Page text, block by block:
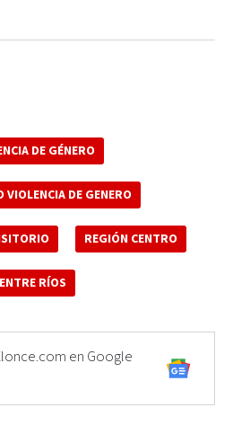
DE GÉNERO
VIOLENCIA DE GENERO
REGIÓN CENTRO
ENTRE RÍOS
en Google